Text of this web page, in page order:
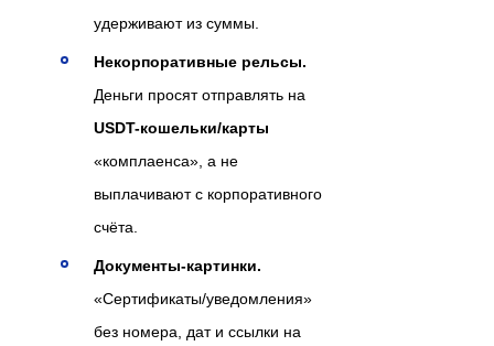
удерживают из суммы.
Некорпоративные рельсы.
Деньги просят отправлять на
USDT-кошельки/карты
«комплаенса», а не
выплачивают с корпоративного
счёта.
Документы-картинки.
«Сертификаты/уведомления»
без номера, дат и ссылки на